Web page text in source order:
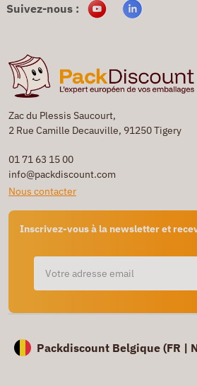
Zac du Plessis Saucourt,
2 Rue Camille Decauville, 91250 Tigery
01 71 63 15 00
info@packdiscount.com
Nous contacter
Inscrivez-vous à la newsletter et
Suivez-nous :
Packdiscount Belgique (FR |